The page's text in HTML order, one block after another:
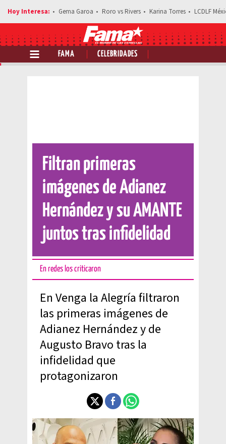
Gema Garoa Roro vs Rivers Karina Torres LCDLF
FAMA CELEBRIDADES
Comparte esta noticia
Filtran primeras
imágenes de Adianez
Hernández y su AMANTE
juntos tras infidelidad
En redes los criticaron
En Venga la Alegría filtraron
las primeras imágenes de
Adianez Hernández y de
Augusto Bravo tras la
infidelidad que
protagonizaron